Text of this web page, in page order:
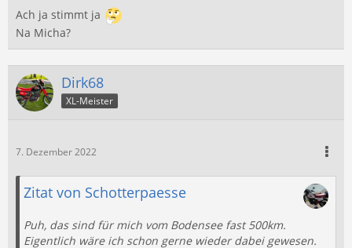
Ach ja stimmt ja
Na Micha?
Dirk68
XL-Meister
7. Dezember 2022
Zitat von Schotterpaesse
Puh, das sind für mich vom Bodensee fast 500km.
Eigentlich wäre ich schon gerne wieder dabei gewesen.